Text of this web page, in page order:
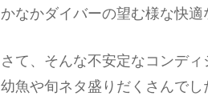
かなかダイバーの望む様な快
さて、そんな不安定なコンデ
幼魚や旬ネタ盛りだくさんでし